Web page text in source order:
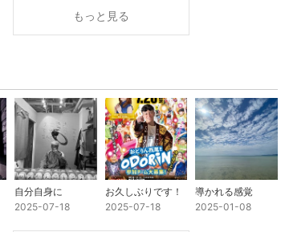
もっと見る
自分自身に
2025-07-18
お久しぶりです！
2025-07-18
導かれる感覚
2025-01-08